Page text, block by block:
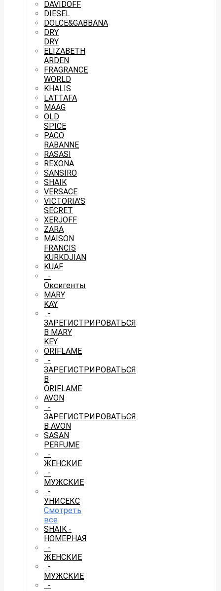
DAVIDOFF
DIESEL
DOLCE&GABBANA
DRY
DRY
ELIZABETH
ARDEN
FRAGRANCE
WORLD
KHALIS
LATTAFA
MAAG
OLD
SPICE
PACO
RABANNE
RASASI
REXONA
SANSIRO
SHAIK
VERSACE
VICTORIA'S
SECRET
XERJOFF
ZARA
MAISON
FRANCIS
KURKDJIAN
KUAF
-
Оксигенты
MARY
KAY
-
ЗАРЕГИСТРИРОВАТЬСЯ
В MARY
KEY
ORIFLAME
-
ЗАРЕГИСТРИРОВАТЬСЯ
В
ORIFLAME
AVON
-
ЗАРЕГИСТРИРОВАТЬСЯ
В AVON
SASAN
PERFUME
-
ЖЕНСКИЕ
-
МУЖСКИЕ
-
УНИСЕКС
Смотреть
все
SHAIK -
НОМЕРНАЯ
-
ЖЕНСКИЕ
-
МУЖСКИЕ
-